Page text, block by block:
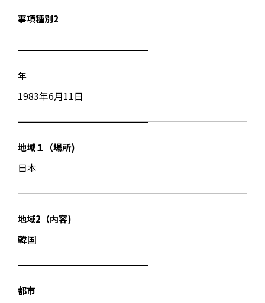
事項種別2
年
1983年6月11日
地域１（場所)
日本
地域2（内容)
韓国
都市